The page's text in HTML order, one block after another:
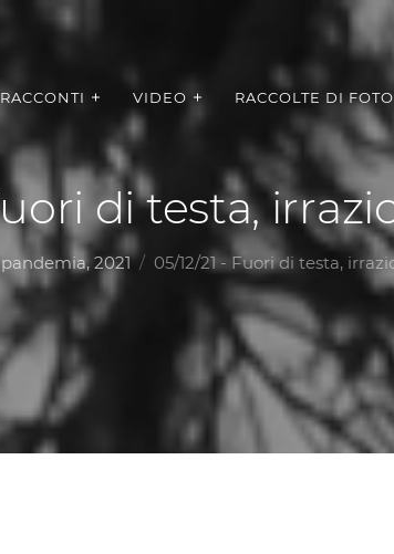
RACCONTI VIDEO RACCOLTE DI FOTO
di testa,
pandemia, 2021 05/12/21 - Fuori di testa,